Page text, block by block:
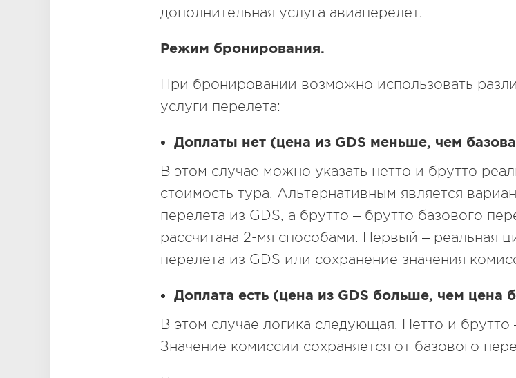
дополнительная услуга авиаперелет.
Режим бронирования.
При бронировании возможно использовать
услуги перелета:
Доплаты нет (цена из GDS меньше, чем
В этом случае можно указать нетто и брутто
стоимость тура. Альтернативным является
перелета из GDS, а брутто – брутто базового
рассчитана 2-мя способами. Первый – реальная
перелета из GDS или сохранение значения
Доплата есть (цена из GDS больше, чем цена
В этом случае логика следующая. Нетто и брутто
Значение комиссии сохраняется от базового